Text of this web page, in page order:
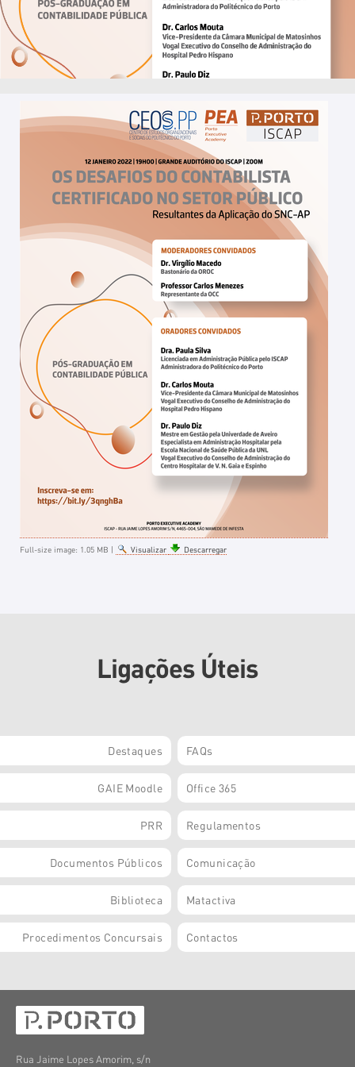
Full-size image: 1.05 MB | Visualizar Descarregar
Ligações Úteis
Destaques FAQs
GAIE Moodle Office 365
PRR Regulamentos
Documentos Públicos Comunicação
Biblioteca Matactiva
Procedimentos Concursais Contactos
Rua Jaime Lopes Amorim, s/n